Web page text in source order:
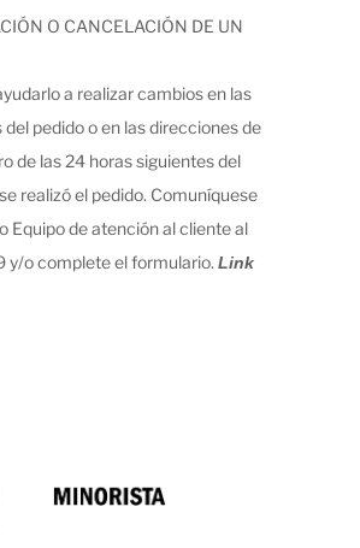
O CANCELACIÓN DE UN
a realizar cambios en las
pedido o en las direcciones de
de las 24 horas siguientes del
realizó el pedido. Comuníquese
Equipo de atención al cliente al
y/o complete el formulario. Link